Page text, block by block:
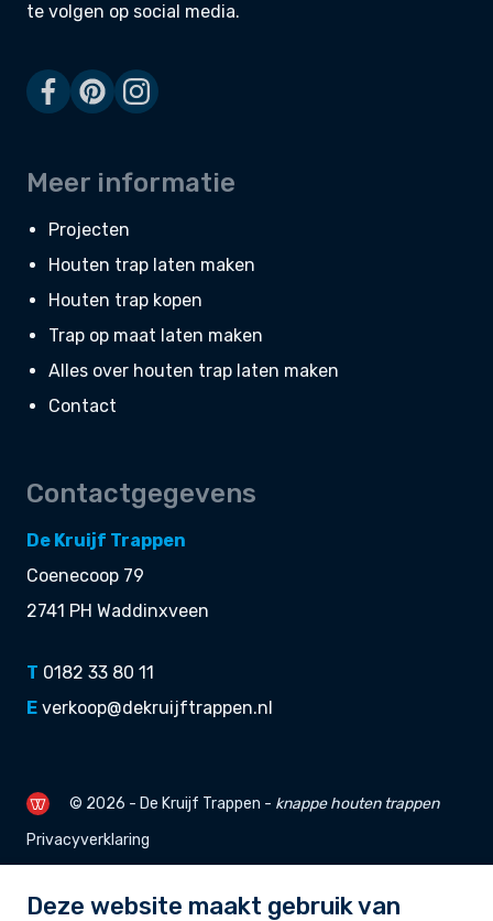
te volgen op social media.
Meer informatie
Projecten
Houten trap laten maken
Houten trap kopen
Trap op maat laten maken
Alles over houten trap laten maken
Contact
Contactgegevens
De Kruijf Trappen
Coenecoop 79
2741 PH Waddinxveen
T 0182 33 80 11
E verkoop@dekruijftrappen.nl
© 2026 - De Kruijf Trappen - knappehouten trappen
Privacyverklaring
Deze website maakt gebruik van